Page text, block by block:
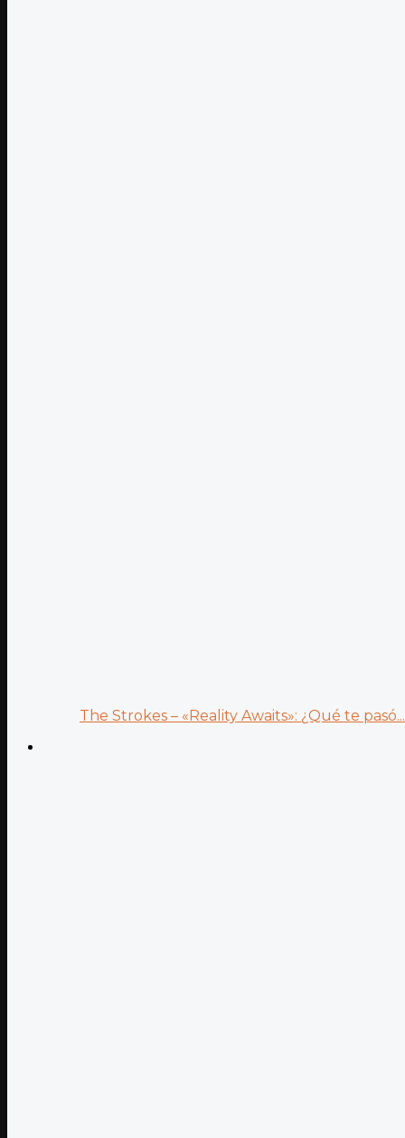
The Strokes – «Reality Awaits»: ¿Qué te pasó...